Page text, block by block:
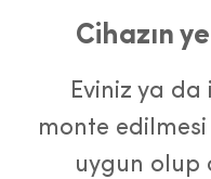
Cihazın
Eviniz ya da
monte
uygun olup